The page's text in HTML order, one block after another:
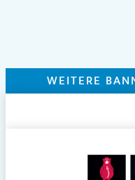
WEITERE